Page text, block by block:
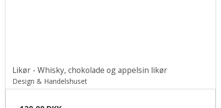
Likør - Whisky, chokolade og appelsin likør
Design & Handelshuset